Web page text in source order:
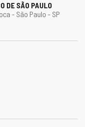
DE SÃO PAULO
- São Paulo - SP